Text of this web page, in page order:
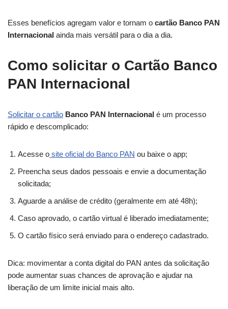
Esses benefícios agregam valor e tornam o cartão Banco PAN
Internacional ainda mais versátil para o dia a dia.
Como solicitar o Cartão Banco
PAN Internacional
Solicitar o cartão Banco PAN Internacional é um processo
rápido e descomplicado:
Acesse o site oficial do Banco PAN ou baixe o app;
Preencha seus dados pessoais e envie a documentação
solicitada;
Aguarde a análise de crédito (geralmente em até 48h);
Caso aprovado, o cartão virtual é liberado imediatamente;
O cartão físico será enviado para o endereço cadastrado.
Dica: movimentar a conta digital do PAN antes da solicitação
pode aumentar suas chances de aprovação e ajudar na
liberação de um limite inicial mais alto.